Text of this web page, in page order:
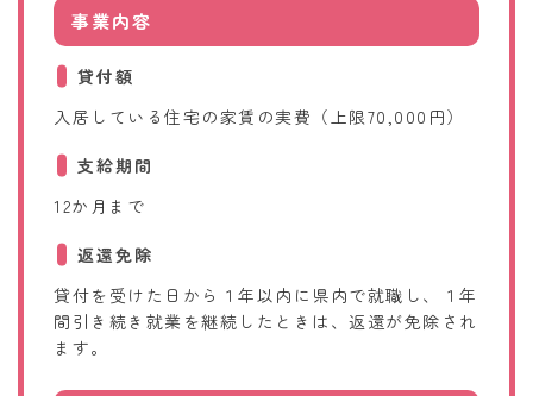
事業内容
貸付額
入居している住宅の家賃の実費（上限70,000円）
支給期間
12か月まで
返還免除
貸付を受けた日から１年以内に県内で就職し、１年
間引き続き就業を継続したときは、返還が免除され
ます。